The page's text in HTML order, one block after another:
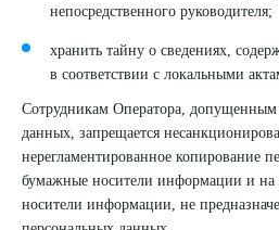
непосредственного руководителя;
хранить тайну о сведениях,
в соответствии с локальными
Сотрудникам Оператора, допущенным
данных, запрещается
нерегламентированное копирование
бумажные носители информации и на
носители информации, не